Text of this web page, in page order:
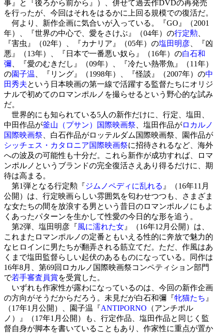
事』と『後ろから前から』）、併せて過去作DVDの再発売
を行ったが、今回はそれをはるかに上回る規模での復活だ。
何より、新作企画に気合いが入っている。『GO』（2001
年）、『世界の中心で、愛をさけぶ』（04年）の行定勲
『害虫』（02年）、『カナリア』（05年）の塩田明彦 、『凶
悪』（13年）、『日本で一番悪い奴ら』（16年）の白石和
彌 、『愛のむきだし』（09年）、『冷たい熱帯魚』（11年）
の園子温 、『リング』（1998年）、『怪談』（2007年）の中
田秀夫という日本映画の第一線で活躍する監督たちにオリジ
ナルで初めてのロマンポルノを撮らせるという野心的な試み
だ。
世界的にも知られている5人の新作だけに、行定、塩田、
中田作品が釜山（プサン）国際映画祭 、塩田作品がロカルノ
国際映画祭 、白石作品がロッテルダム国際映画祭、園作品が
シッチェス・カタロニア国際映画祭に招待されるなど、海外
への波及の可能性も十分だ。これら新作が成功すれば、ロマ
ンポルノというブランドの完全復活さえあり得るだけに、期
待は高まる。
第1弾となる行定勲『ジムノペディに乱れる 』（16年11月
公開）は、行定映画らしい雰囲気を匂わせつつも、さまざま
な女たちの間を放浪する男という昔日のロマンポルノにもよ
くあったパターンを生かして性愛の今日的な形を追う。
第2弾、塩田明彦『風に濡れた女 』（16年12月公開）は、
これまたロマンポルノの定番ともいえる性的に奔放で魅力的
なヒロインに男たちが翻弄される筋立てだ。ただ、作風はあ
くまで塩田監督らしい起伏のあるものになっている。同作は
16年8月、第69回ロカルノ国際映画祭コンペティション部門
で若手審査員賞を受賞した。
いずれも作家性が露わになっているのは、今回の新作企画
の方向がそうだからだろう。未見だが白石和彌『牝猫たち 』
（17年1月公開）、園子温『ANTIPORNO （アンチポル
ノ）』（17年1月公開）も、行定作品、塩田作品と同じく監
督自身が脚本を書いていることもあり、作家性に重点が置か